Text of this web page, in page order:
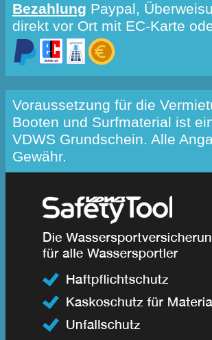
Bezahlung Paypal,
direkt vor Ort mit EC-Karte
Voraussetzung für die
Booten und Surfmaterial ist
VDWS Grundschein. Alle
Gewähr.